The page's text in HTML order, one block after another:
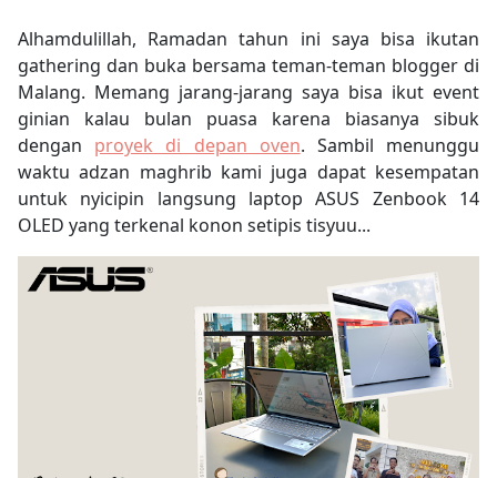
Alhamdulillah, Ramadan tahun ini saya bisa ikutan
gathering dan buka bersama teman-teman blogger di
Malang. Memang jarang-jarang saya bisa ikut event
ginian kalau bulan puasa karena biasanya sibuk
dengan proyek di depan oven. Sambil menunggu
waktu adzan maghrib kami juga dapat kesempatan
untuk nyicipin langsung laptop ASUS Zenbook 14
OLED yang terkenal konon setipis tisyuu...